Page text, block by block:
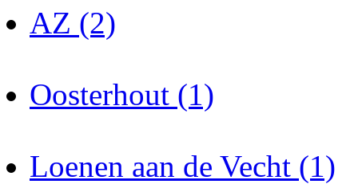
AZ (2)
Oosterhout (1)
Loenen aan de Vecht (1)